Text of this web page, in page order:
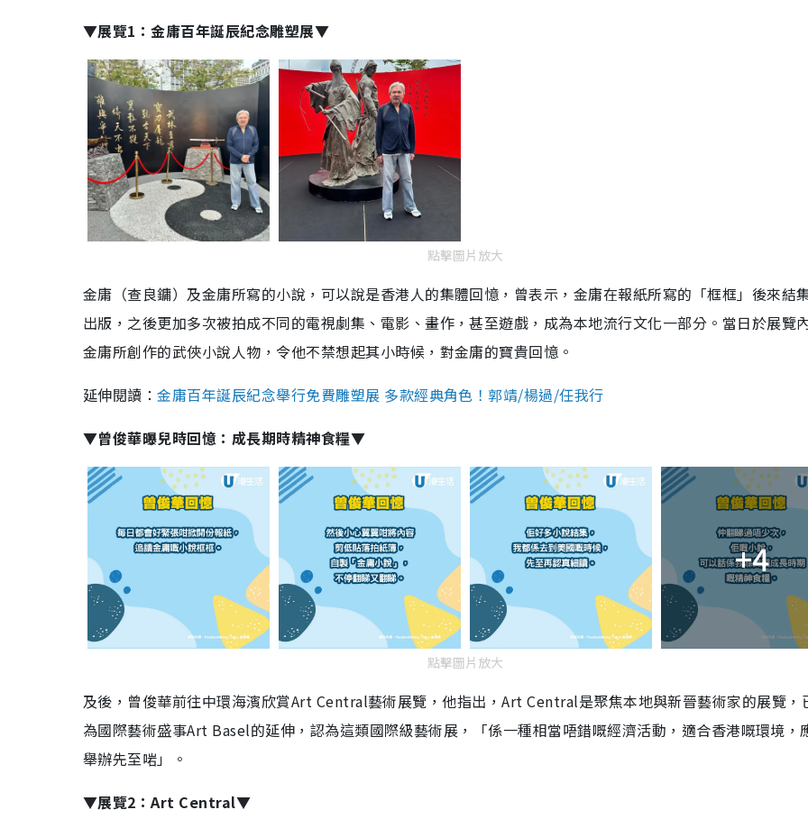
▼展覽1：金庸百年誕辰紀念雕塑展▼
點擊圖片放大
金庸（查良鏞）及金庸所寫的小說，可以說是香港人的集體回憶，曾表示，金庸在報紙所寫的「框框」後來結
出版，之後更加多次被拍成不同的電視劇集、電影、畫作，甚至遊戲，成為本地流行文化一部分。當日於展覽
金庸所創作的武俠小說人物，令他不禁想起其小時候，對金庸的寶貴回憶。
延伸閱讀：金庸百年誕辰紀念舉行免費雕塑展 多款經典角色！郭靖/楊過/任我行
▼曾俊華曝兒時回憶：成長期時精神食糧▼
+4
點擊圖片放大
及後，曾俊華前往中環海濱欣賞Art Central藝術展覽，他指出，Art Central是聚焦本地與新晉藝術家的展覽，
為國際藝術盛事Art Basel的延伸，認為這類國際級藝術展，「係一種相當唔錯嘅經濟活動，適合香港嘅環境，
舉辦先至啱」。
▼展覽2：Art Central▼